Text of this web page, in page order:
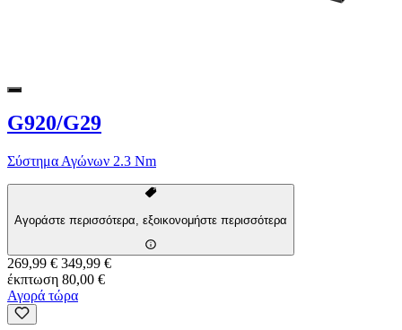
G920/G29
Σύστημα Αγώνων 2.3 Nm
Αγοράστε περισσότερα, εξοικονομήστε περισσότερα
269,99 € 349,99 €
έκπτωση 80,00 €
Αγορά τώρα